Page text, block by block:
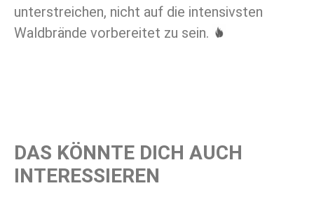
unterstreichen, nicht auf die intensivsten
Waldbrände vorbereitet zu sein.
DAS KÖNNTE DICH AUCH
INTERESSIEREN